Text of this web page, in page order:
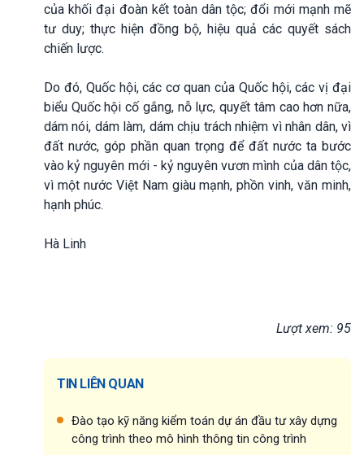
của khối đại đoàn kết toàn dân tộc; đổi mới mạnh mẽ
tư duy; thực hiện đồng bộ, hiệu quả các quyết sách
chiến lược.
Do đó, Quốc hội, các cơ quan của Quốc hội, các vị đại
biểu Quốc hội cố gắng, nỗ lực, quyết tâm cao hơn nữa,
dám nói, dám làm, dám chịu trách nhiệm vì nhân dân, vì
đất nước, góp phần quan trọng để đất nước ta bước
vào kỷ nguyên mới - kỷ nguyên vươn mình của dân tộc,
vì một nước Việt Nam giàu mạnh, phồn vinh, văn minh,
hạnh phúc.
Hà Linh
Lượt xem: 95
TIN LIÊN QUAN
Đào tạo kỹ năng kiểm toán dự án đầu tư xây dựng
công trình theo mô hình thông tin công trình